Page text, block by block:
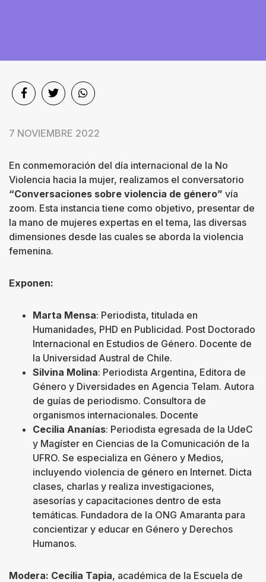
Quiénes
7 NOVIEMBRE 2022
En conmemoración del día internacional de la No
Violencia hacia la mujer, realizamos el conversatorio
“Conversaciones sobre violencia de género” vía
zoom. Esta instancia tiene como objetivo, presentar de
la mano de mujeres expertas en el tema, las diversas
dimensiones desde las cuales se aborda la violencia
femenina.
Exponen:
Marta Mensa: Periodista, titulada en
Humanidades, PHD en Publicidad. Post Doctorado
Internacional en Estudios de Género. Docente de
la Universidad Austral de Chile.
Silvina Molina: Periodista Argentina, Editora de
Género y Diversidades en Agencia Telam. Autora
de guías de periodismo. Consultora de
organismos internacionales. Docente
Cecilia Ananías: Periodista egresada de la UdeC
y Magíster en Ciencias de la Comunicación de la
UFRO. Se especializa en Género y Medios,
incluyendo violencia de género en Internet. Dicta
clases, charlas y realiza investigaciones,
asesorías y capacitaciones dentro de esta
temáticas. Fundadora de la ONG Amaranta para
concientizar y educar en Género y Derechos
Humanos.
Modera: Cecilia Tapia, académica de la Escuela de